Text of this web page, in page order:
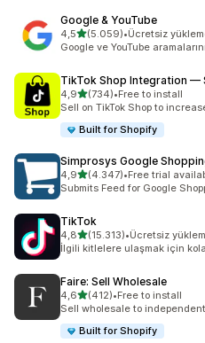
Google & YouTube
4,55 yıldız üzerinden
(5.059)
toplam 5059 değerlendirme
•Ücretsiz
Google ve YouTube
TikTok Shop Integration —
4,95 yıldız üzerinden
(734)
toplam 734 değerlendirme
•Free to install
Sell on TikTok Shop to
Built for Shopify
Simprosys Google
4,95 yıldız üzerinden
(4.347)
toplam 4347 değerlendirme
•Free trial
Submits Feed for Google
TikTok
4,85 yıldız üzerinden
(15.313)
toplam 15313 değerlendirme
•Ücretsiz
İlgili kitlelere ulaşmak için
Faire: Sell Wholesale
4,65 yıldız üzerinden
(412)
toplam 412 değerlendirme
•Free to install
Sell wholesale to
Built for Shopify